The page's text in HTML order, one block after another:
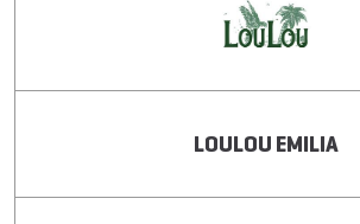
LOULOU EMILIA